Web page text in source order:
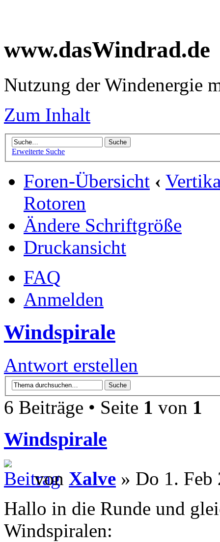
www.dasWindrad.de
Nutzung der Windenergie
Zum Inhalt
Erweiterte Suche
Foren-Übersicht ‹
Rotoren
Ändere Schriftgröße
Druckansicht
FAQ
Anmelden
Windspirale
Antwort erstellen
6 Beiträge • Seite 1 von 1
Windspirale
von Xalve » Do 1. Feb
Hallo in die Runde und
Windspiralen: